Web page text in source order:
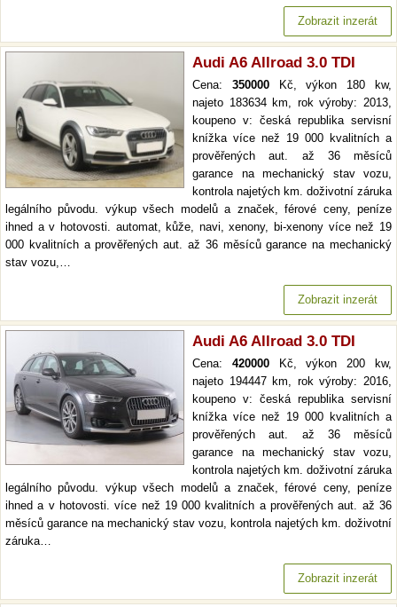
Zobrazit inzerát
Audi A6 Allroad 3.0 TDI
Cena: 350000Kč, výkon 180 kw,
najeto 183634 km, rok výroby: 2013,
koupeno v: česká republika servisní
knížka více než 19 000 kvalitních a
prověřených aut. až 36 měsíců
garance na mechanický stav vozu,
kontrola najetých km. doživotní záruka
legálního původu. výkup všech modelů a značek, férové ceny, peníze
ihned a v hotovosti. automat, kůže, navi, xenony, bi-xenony více než 19
000 kvalitních a prověřených aut. až 36 měsíců garance na mechanický
stav vozu,…
Zobrazit inzerát
Audi A6 Allroad 3.0 TDI
Cena: 420000Kč, výkon 200 kw,
najeto 194447 km, rok výroby: 2016,
koupeno v: česká republika servisní
knížka více než 19 000 kvalitních a
prověřených aut. až 36 měsíců
garance na mechanický stav vozu,
kontrola najetých km. doživotní záruka
legálního původu. výkup všech modelů a značek, férové ceny, peníze
ihned a v hotovosti. více než 19 000 kvalitních a prověřených aut. až 36
měsíců garance na mechanický stav vozu, kontrola najetých km. doživotní
záruka…
Zobrazit inzerát